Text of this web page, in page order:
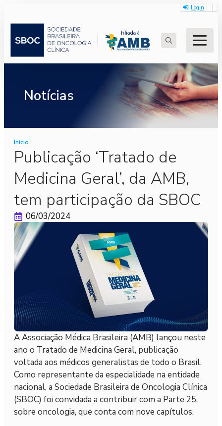
Login
for:
Notícias
Início
Publicação ‘Tratado de
Medicina Geral’, da AMB,
tem participação da SBOC
06/03/2024
A Associação Médica Brasileira (AMB) lançou neste
ano o Tratado de Medicina Geral, publicação
voltada aos médicos generalistas de todo o Brasil.
Como representante da especialidade na entidade
nacional, a Sociedade Brasileira de Oncologia Clínica
(SBOC) foi convidada a contribuir com a Parte 25,
sobre oncologia, que conta com nove capítulos.